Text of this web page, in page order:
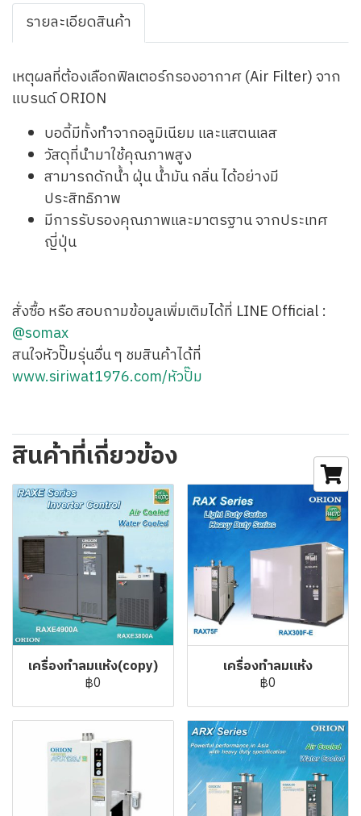
รายละเอียดสินค้า
เหตุผลที่ต้องเลือกฟิลเตอร์กรองอากาศ (Air Filter) จาก
แบรนด์ ORION
บอดี้มีทั้งทำจากอลูมิเนียม และแสตนเลส
วัสดุที่นำมาใช้คุณภาพสูง
สามารถดักน้ำ ฝุ่น น้ำมัน กลิ่น ได้อย่างมี
ประสิทธิภาพ
มีการรับรองคุณภาพและมาตรฐาน จากประเทศ
ญี่ปุ่น
สั่งซื้อ หรือ สอบถามข้อมูลเพิ่มเติมได้ที่ LINE Official :
@somax
สนใจหัวปั๊มรุ่นอื่น ๆ ชมสินค้าได้ที่
www.siriwat1976.com/หัวปั๊ม
สินค้าที่เกี่ยวข้อง
เครื่องทำลมแห้ง(copy)
฿0
เครื่องทำลมแห้ง
฿0